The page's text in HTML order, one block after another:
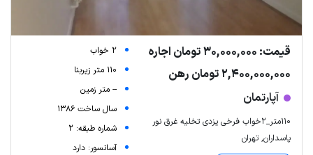
قیمت: 30,000,000 تومان اجاره
2,400,000,000 تومان رهن
آپارتمان
110متر_2خواب فرخی یزدی تخلیه غرق نور
پاسداران, تهران
2 خواب
110 متر زیربنا
-- متر زمین
سال ساخت 1386
شماره طبقه: 2
آسانسور: دارد